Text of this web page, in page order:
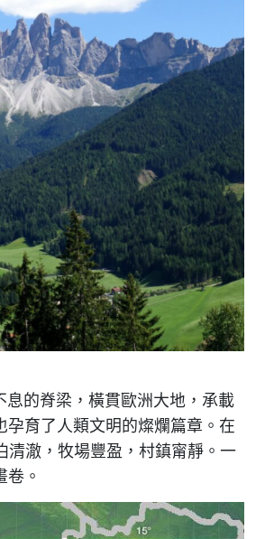
息的脊梁，橫貫歐洲大地，承載
育了人類文明的燦爛篇章。在
澈，牧場豐盈，村鎮甯靜。一
。